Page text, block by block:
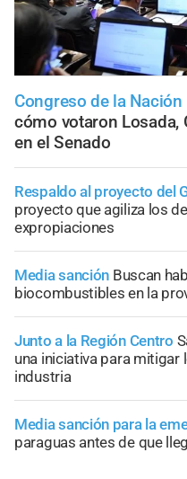
Congreso de la Nación
cómo votaron Losada,
en el Senado
Respaldo al proyecto del
proyecto que agiliza los
expropiaciones
Media sanción Buscan
biocombustibles en la
Junto a la Región Centro
una iniciativa para
industria
Media sanción para la
paraguas antes de que